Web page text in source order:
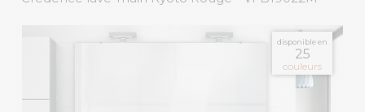
disponible en
25
couleurs